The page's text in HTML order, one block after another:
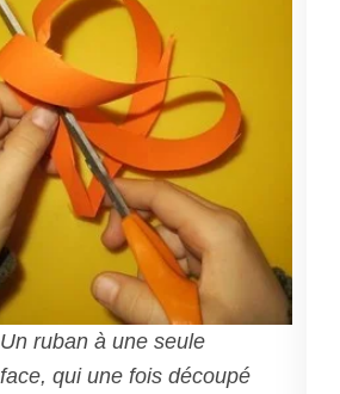
Un ruban à une seule
face, qui une fois découpé